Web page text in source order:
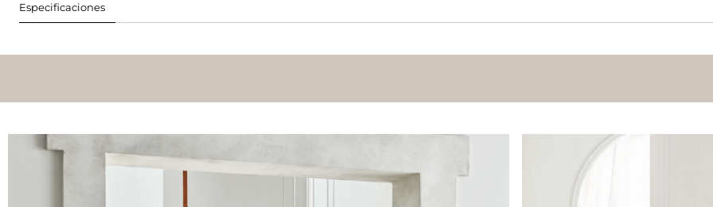
Especificaciones